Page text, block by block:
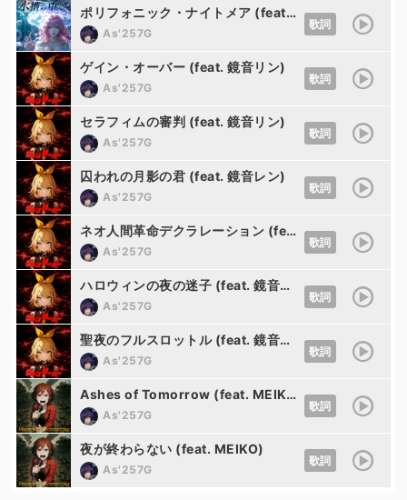
ポリフォニック・ナイトメア (feat. 巡音ルカ)
As'257G
歌詞
ゲイン・オーバー (feat. 鏡音リン)
As'257G
歌詞
セラフィムの審判 (feat. 鏡音リン)
As'257G
歌詞
囚われの月影の君 (feat. 鏡音レン)
As'257G
歌詞
ネオ人間革命デクラレーション (feat. 鏡音レン)
As'257G
歌詞
ハロウィンの夜の迷子 (feat. 鏡音リン)
As'257G
歌詞
聖夜のフルスロットル (feat. 鏡音レン)
As'257G
歌詞
Ashes of Tomorrow (feat. MEIKO)
As'257G
歌詞
夜が終わらない (feat. MEIKO)
As'257G
歌詞